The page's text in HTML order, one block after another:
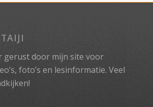
gerust door mijn site voor
foto’s en lesinformatie. Veel